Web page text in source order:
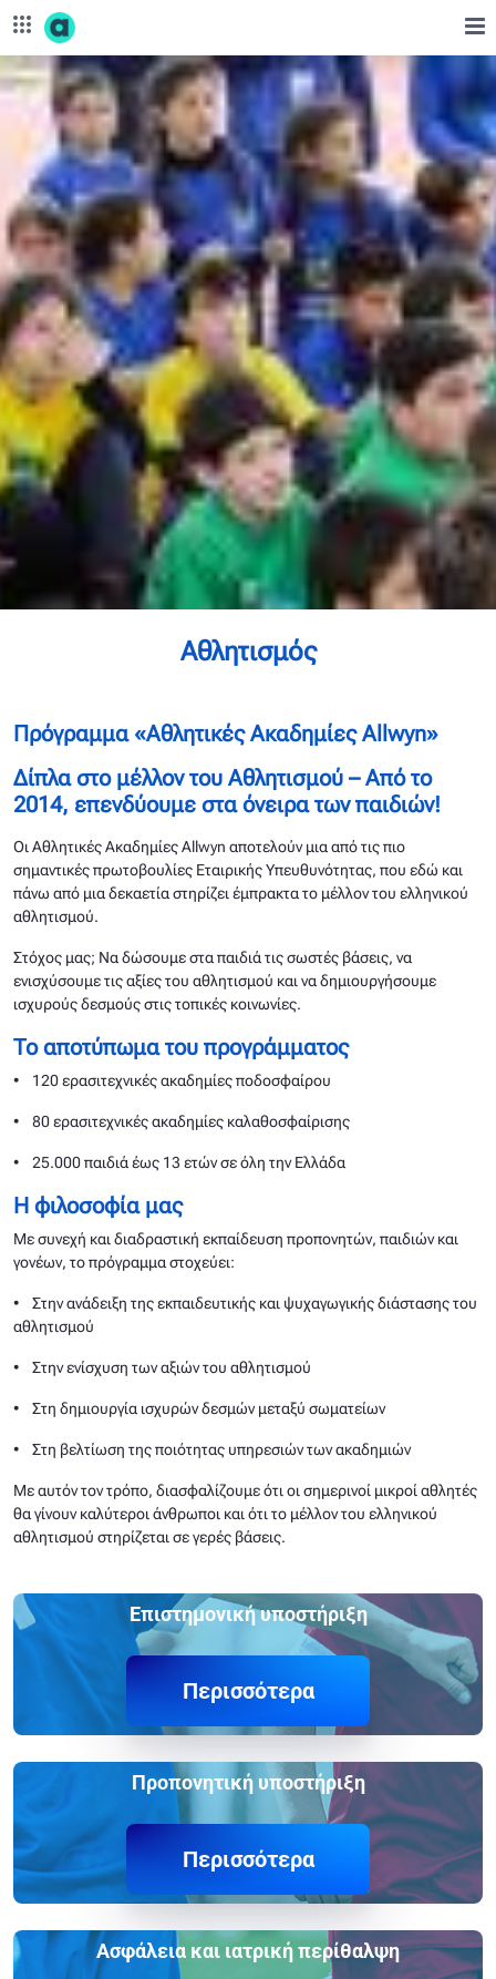
Skip to Main Content
Αθλητισμός - corporate.opap.gr
Αθλητισμός
Πρόγραμμα «Αθλητικές Ακαδημίες Allwyn»
Δίπλα στο μέλλον του Αθλητισμού – Από το
2014, επενδύουμε στα όνειρα των παιδιών!​
Οι Αθλητικές Ακαδημίες Allwyn αποτελούν μια από τις πιο
σημαντικές πρωτοβουλίες Εταιρικής Υπευθυνότητας, που εδώ και
πάνω από μια δεκαετία στηρίζει έμπρακτα το μέλλον του ελληνικού
αθλητισμού.
Στόχος μας; Να δώσουμε στα παιδιά τις σωστές βάσεις, να
ενισχύσουμε τις αξίες του αθλητισμού και να δημιουργήσουμε
ισχυρούς δεσμούς στις τοπικές κοινωνίες.
Το αποτύπωμα του προγράμματος
• 120 ερασιτεχνικές ακαδημίες ποδοσφαίρου
• 80 ερασιτεχνικές ακαδημίες καλαθοσφαίρισης
• 25.000 παιδιά έως 13 ετών σε όλη την Ελλάδα
Η φιλοσοφία μας
Με συνεχή και διαδραστική εκπαίδευση προπονητών, παιδιών και
γονέων, το πρόγραμμα στοχεύει:
• Στην ανάδειξη της εκπαιδευτικής και ψυχαγωγικής διάστασης του
αθλητισμού
• Στην ενίσχυση των αξιών του αθλητισμού
• Στη δημιουργία ισχυρών δεσμών μεταξύ σωματείων
• Στη βελτίωση της ποιότητας υπηρεσιών των ακαδημιών
Με αυτόν τον τρόπο, διασφαλίζουμε ότι οι σημερινοί μικροί αθλητές
θα γίνουν καλύτεροι άνθρωποι και ότι το μέλλον του ελληνικού
αθλητισμού στηρίζεται σε γερές βάσεις.
Επιστημονική υποστήριξη
Περισσότερα
Προπονητική υποστήριξη
Περισσότερα
Ασφάλεια και ιατρική περίθαλψη